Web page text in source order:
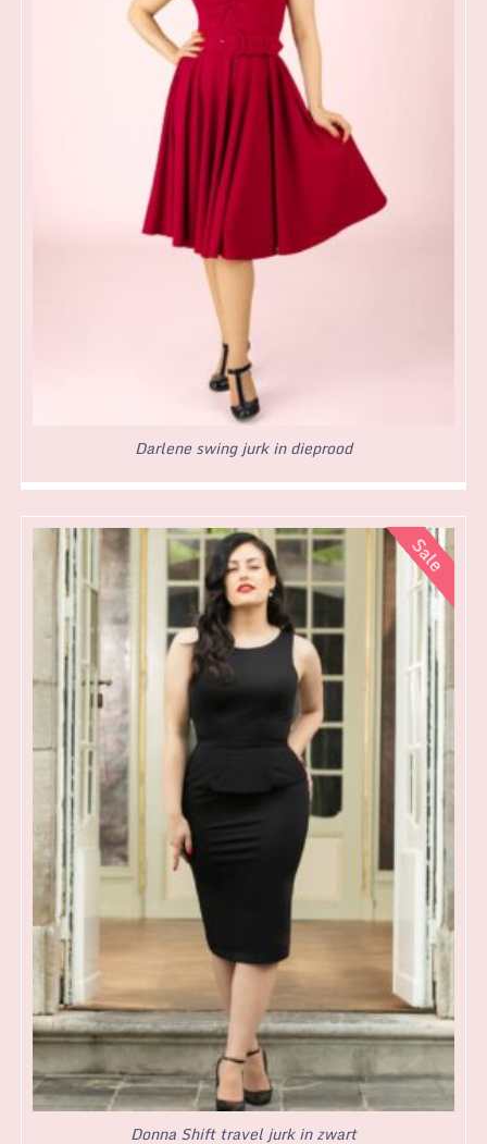
Darlene swing jurk in dieprood
Donna Shift travel jurk in zwart